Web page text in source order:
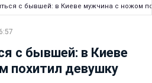
с бывшей: в Киеве мужчина с ножом
с бывшей: в Киеве
похитил девушку